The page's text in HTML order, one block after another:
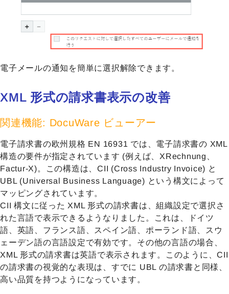
電子メールの通知を簡単に選択解除できます。
XML 形式の請求書表示の改善
関連機能: DocuWare ビューアー
電子請求書の欧州規格 EN 16931 では、電子請求書の XML
構造の要件が指定されています (例えば、XRechnung、
Factur-X)。この構造は、CII (Cross Industry Invoice) と
UBL (Universal Business Language) という構文によって
マッピングされています。
CII 構文に従った XML 形式の請求書は、組織設定で選択さ
れた言語で表示できるようなりました。これは、ドイツ
語、英語、フランス語、スペイン語、ポーランド語、スウ
ェーデン語の言語設定で有効です。その他の言語の場合、
XML 形式の請求書は英語で表示されます。このように、CII
の請求書の視覚的な表現は、すでに UBL の請求書と同様、
高い品質を持つようになっています。